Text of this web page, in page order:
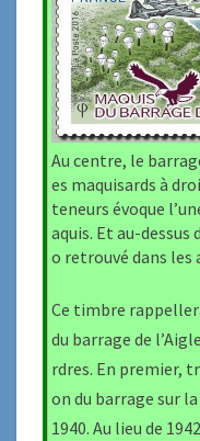
Au centre, le
es maquisards à
teneurs évoque
aquis. Et au-
o retrouvé dans les
Ce timbre
du barrage de
rdres. En premier,
on du barrage sur
1940. Au lieu de